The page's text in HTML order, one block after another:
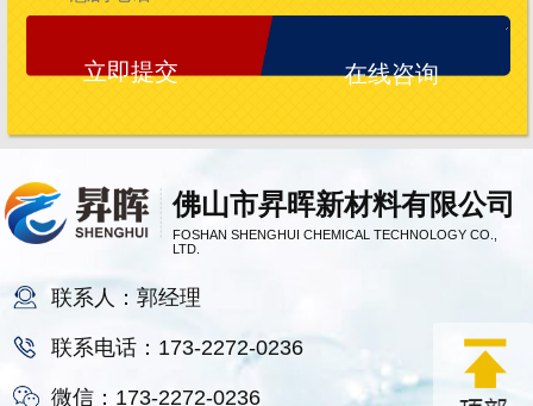
佛山市昇晖新材料有限公司
FOSHAN SHENGHUI CHEMICAL TECHNOLOGY CO.,
LTD.
联系人：郭经理
联系电话：173-2272-0236
微信：173-2272-0236
在线咨询